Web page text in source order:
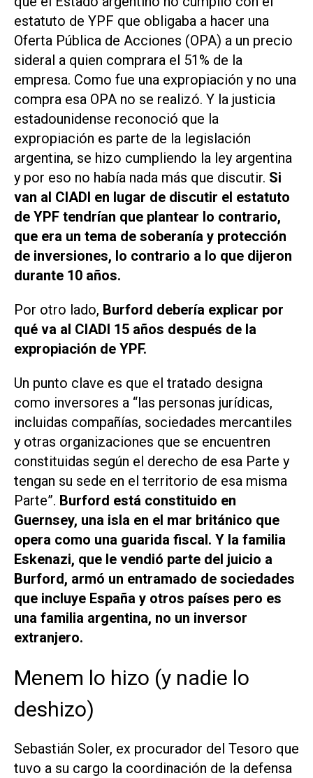
estatuto de YPF que obligaba a hacer una
Oferta Pública de Acciones (OPA) a un precio
sideral a quien comprara el 51% de la
empresa. Como fue una expropiación y no una
compra esa OPA no se realizó. Y la justicia
estadounidense reconoció que la
expropiación es parte de la legislación
argentina, se hizo cumpliendo la ley argentina
y por eso no había nada más que discutir. Si
van al CIADI en lugar de discutir el estatuto
de YPF tendrían que plantear lo contrario,
que era un tema de soberanía y protección
de inversiones, lo contrario a lo que dijeron
durante 10 años.
Por otro lado, Burford debería explicar por
qué va al CIADI 15 años después de la
expropiación de YPF.
Un punto clave es que el tratado designa
como inversores a “las personas jurídicas,
incluidas compañías, sociedades mercantiles
y otras organizaciones que se encuentren
constituidas según el derecho de esa Parte y
tengan su sede en el territorio de esa misma
Parte”. Burford está constituido en
Guernsey, una isla en el mar británico que
opera como una guarida fiscal. Y la familia
Eskenazi, que le vendió parte del juicio a
Burford, armó un entramado de sociedades
que incluye España y otros países pero es
una familia argentina, no un inversor
extranjero.
Menem lo hizo (y nadie lo
deshizo)
Sebastián Soler, ex procurador del Tesoro que
tuvo a su cargo la coordinación de la defensa